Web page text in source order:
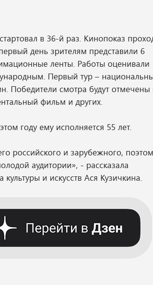
в 36-й раз. Кинопоказ
день зрителям представили 6
ленты. Работы оценивали
Первый тур –
Победители смотра будут отмечены
фильм и других.
году ему исполняется 55 лет.
российского и зарубежного,
аудитории», - рассказала
и искусств Ася Кузичкина.